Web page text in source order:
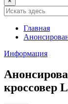
Главная
Информация
кроссовер